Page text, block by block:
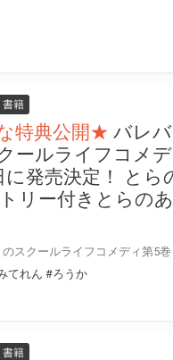
書籍
特典公開★ バレ
ールライフコメ
に発売決定！ とら
トリー付きとらの
てれん #ろうか
書籍